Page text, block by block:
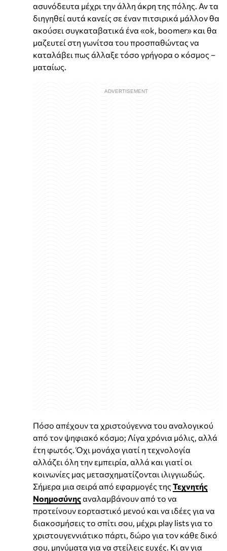
ασυνόδευτα μέχρι την άλλη άκρη της πόλης. Αν τα
διηγηθεί αυτά κανείς σε έναν πιτσιρικά μάλλον θα
ακούσει συγκαταβατικά ένα «οk, boomer» και θα
μαζευτεί στη γωνίτσα του προσπαθώντας να
καταλάβει πως άλλαξε τόσο γρήγορα ο κόσμος –
ματαίως.
Πόσο απέχουν τα χριστούγεννα του αναλογικού
από τον ψηφιακό κόσμο; Λίγα χρόνια μόλις, αλλά
έτη φωτός. Όχι μονάχα γιατί η τεχνολογία
αλλάζει όλη την εμπειρία, αλλά και γιατί οι
κοινωνίες μας μετασχηματίζονται ιλιγγιωδώς.
Σήμερα μια σειρά από εφαρμογές της Τεχνητής
Νοημοσύνηςαναλαμβάνουν από το να
προτείνουν εορταστικό μενού και να ιδέες για να
διακοσμήσεις το σπίτι σου, μέχρι play lists για το
χριστουγεννιάτικο πάρτι, δώρο για τον κάθε δικό
σου, μηνύματα για να στείλεις ευχές. Κι αν για